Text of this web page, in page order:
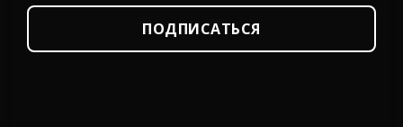
ПОДПИСАТЬСЯ